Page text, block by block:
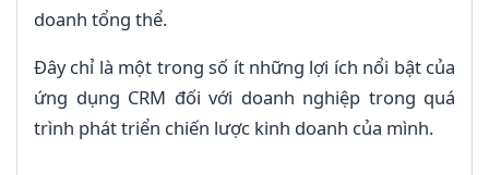
doanh tổng thể.
Đây chỉ là một trong số ít những lợi ích nổi bật của
ứng dụng CRM đối với doanh nghiệp trong quá
trình phát triển chiến lược kinh doanh của mình.